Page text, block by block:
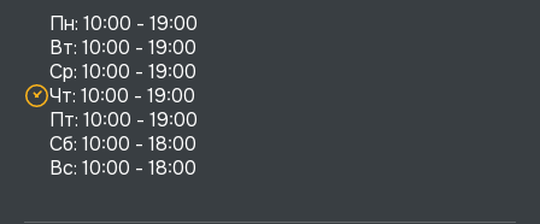
Пн: 10:00 - 19:00
Вт: 10:00 - 19:00
Ср: 10:00 - 19:00
Чт: 10:00 - 19:00
Пт: 10:00 - 19:00
Сб: 10:00 - 18:00